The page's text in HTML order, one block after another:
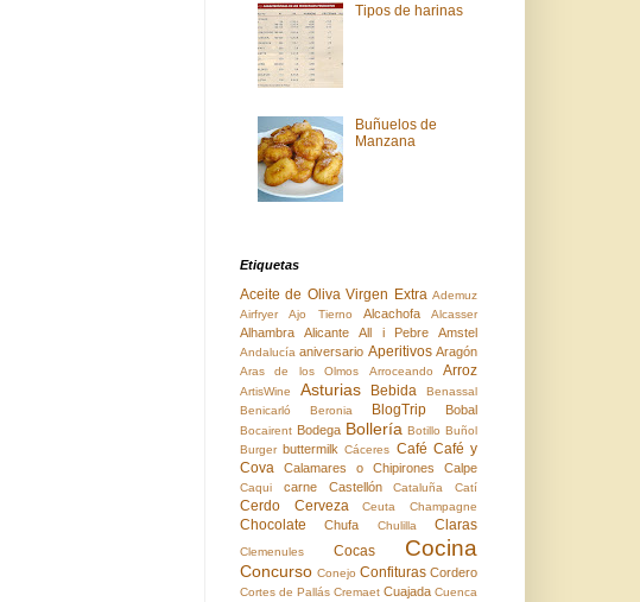
Tipos de harinas
Buñuelos de
Manzana
Etiquetas
Aceite de Oliva Virgen Extra Ademuz
Airfryer
Ajo Tierno Alcachofa Alcasser
Alhambra Alicante All i Pebre Amstel
Andalucía aniversario Aperitivos Aragón
Aras de los Olmos Arroceando Arroz
ArtisWine Asturias Bebida
Benassal
Benicarló
Beronia BlogTrip Bobal
Bocairent Bodega Bollería Botillo Buñol
Burger buttermilk Cáceres Café Café y
Cova
Calamares o Chipirones Calpe
Caqui carne Castellón Cataluña Catí
Cerdo Cerveza Ceuta Champagne
Chocolate Chufa Chulilla Claras
Clemenules Cocas Cocina
Concurso Conejo Confituras Cordero
Cortes de Pallás Cremaet Cuajada Cuenca